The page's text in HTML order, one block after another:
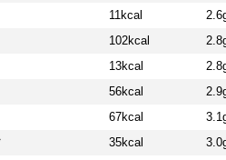
11kcal
102kcal
13kcal
56kcal
67kcal
35kcal